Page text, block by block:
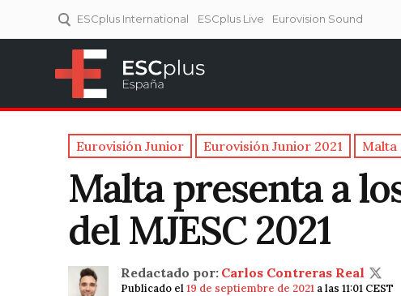
ESCplus International ESCplus Live Eurovision Sound
Eurovisión Junior Eurovisión Junior 2021 Malta
Malta presenta a
del MJESC 2021
Redactado por: Carlos Contreras Real
Publicado el19 de septiembre de 2021 a las 11:01 CEST